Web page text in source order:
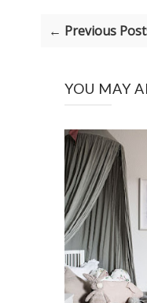
← Previous
YOU MAY